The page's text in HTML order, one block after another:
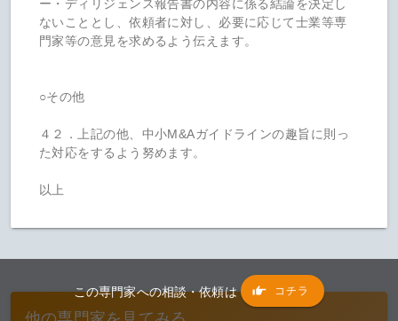
この専門家への相談・依頼は コチラ